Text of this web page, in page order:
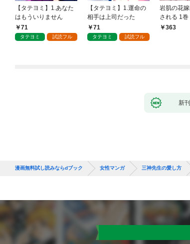
【タテヨミ】1.あなた
はもういりません
71
タテヨミ 試読フル
【タテヨミ】1.運命の
相手は上司だった
71
タテヨミ 試読フル
岩肌の花
される 1巻
363
新
漫画無料試し読みならdブック 女性マンガ 三神先生の愛し方